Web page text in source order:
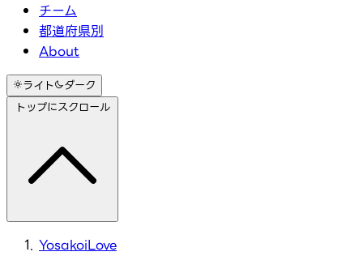
チーム
都道府県別
About
ライト
ダーク
トップにスクロール
YosakoiLove